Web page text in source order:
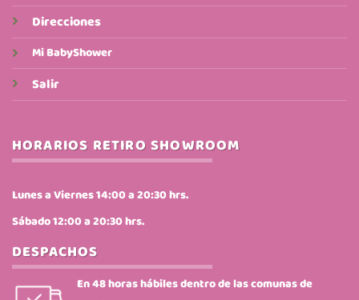
Direcciones
Mi BabyShower
Salir
HORARIOS RETIRO SHOWROOM
Lunes a Viernes 14:00 a 20:30 hrs.
Sábado 12:00 a 20:30 hrs.
DESPACHOS
En 48 horas hábiles dentro de las comunas de